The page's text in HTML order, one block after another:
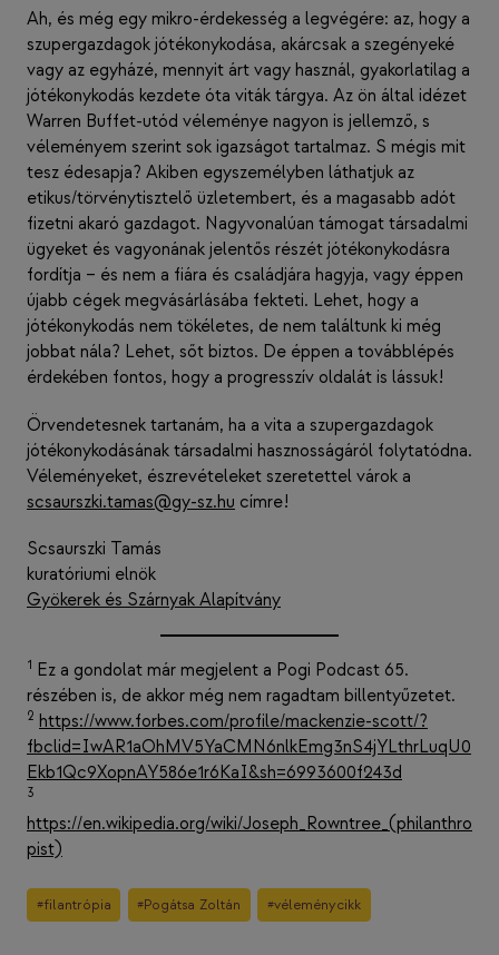
Ah, és még egy mikro-érdekesség a legvégére: az, hogy a
szupergazdagok jótékonykodása, akárcsak a szegényeké
vagy az egyházé, mennyit árt vagy használ, gyakorlatilag a
jótékonykodás kezdete óta viták tárgya. Az ön által idézet
Warren Buffet-utód véleménye nagyon is jellemző, s
véleményem szerint sok igazságot tartalmaz. S mégis mit
tesz édesapja? Akiben egyszemélyben láthatjuk az
etikus/törvénytisztelő üzletembert, és a magasabb adót
fizetni akaró gazdagot. Nagyvonalúan támogat társadalmi
ügyeket és vagyonának jelentős részét jótékonykodásra
fordítja – és nem a fiára és családjára hagyja, vagy éppen
újabb cégek megvásárlásába fekteti. Lehet, hogy a
jótékonykodás nem tökéletes, de nem találtunk ki még
jobbat nála? Lehet, sőt biztos. De éppen a továbblépés
érdekében fontos, hogy a progresszív oldalát is lássuk!
Örvendetesnek tartanám, ha a vita a szupergazdagok
jótékonykodásának társadalmi hasznosságáról folytatódna.
Véleményeket, észrevételeket szeretettel várok a
scsaurszki.tamas@gy-sz.hu címre!
Scsaurszki Tamás
kuratóriumi elnök
Gyökerek és Szárnyak Alapítvány
1 Ez a gondolat már megjelent a Pogi Podcast 65.
részében is, de akkor még nem ragadtam billentyűzetet.
2 https://www.forbes.com/profile/mackenzie-scott/?
fbclid=IwAR1aOhMV5YaCMN6nlkEmg3nS4jYLthrLuqU0
Ekb1Qc9XopnAY586e1r6KaI&sh=6993600f243d​​
3
https://en.wikipedia.org/wiki/Joseph_Rowntree_(philanthro
pist)
Post
Tags:
#filantrópia #Pogátsa Zoltán #véleménycikk